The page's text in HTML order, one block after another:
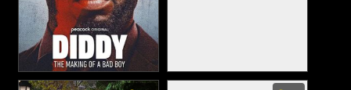
Diddy: The Making of a Bad Crypto Boy - คริปโตบอย